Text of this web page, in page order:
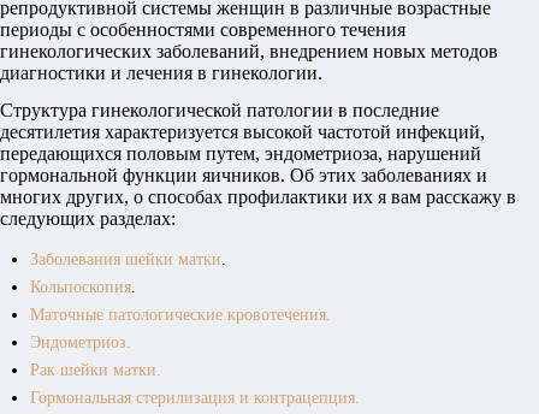
репродуктивной системы женщин в различные возрастные
периоды с особенностями современного течения
гинекологических заболеваний, внедрением новых методов
диагностики и лечения в гинекологии.
Структура гинекологической патологии в последние
десятилетия характеризуется высокой частотой инфекций,
передающихся половым путем, эндометриоза, нарушений
гормональной функции яичников. Об этих заболеваниях и
многих других, о способах профилактики их я вам расскажу в
следующих разделах:
Заболевания шейки матки
Кольпоскопия
Маточные патологические кровотечения.
Эндометриоз.
Рак шейки матки.
Гормональная стерилизация и контрацепция.